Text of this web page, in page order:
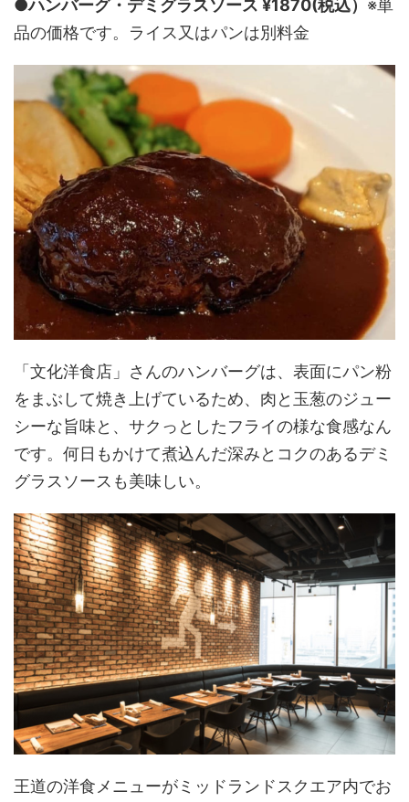
●ハンバーグ・デミグラスソース ¥1870(税込） ※単
品の価格です。ライス又はパンは別料金
「文化洋食店」さんのハンバーグは、表面にパン粉
をまぶして焼き上げているため、肉と玉葱のジュー
シーな旨味と、サクっとしたフライの様な食感なん
です。何日もかけて煮込んだ深みとコクのあるデミ
グラスソースも美味しい。
王道の洋食メニューがミッドランドスクエア内でお